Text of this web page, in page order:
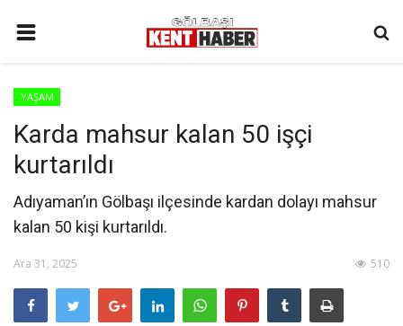
İLETIŞIM
3. SAYFA
GÜNDEM
YAŞAM
KÜNYE
YAŞAM
Karda mahsur kalan 50 işçi
kurtarıldı
Adıyaman’ın Gölbaşı ilçesinde kardan dolayı mahsur
kalan 50 kişi kurtarıldı.
Ara 31, 2025 510